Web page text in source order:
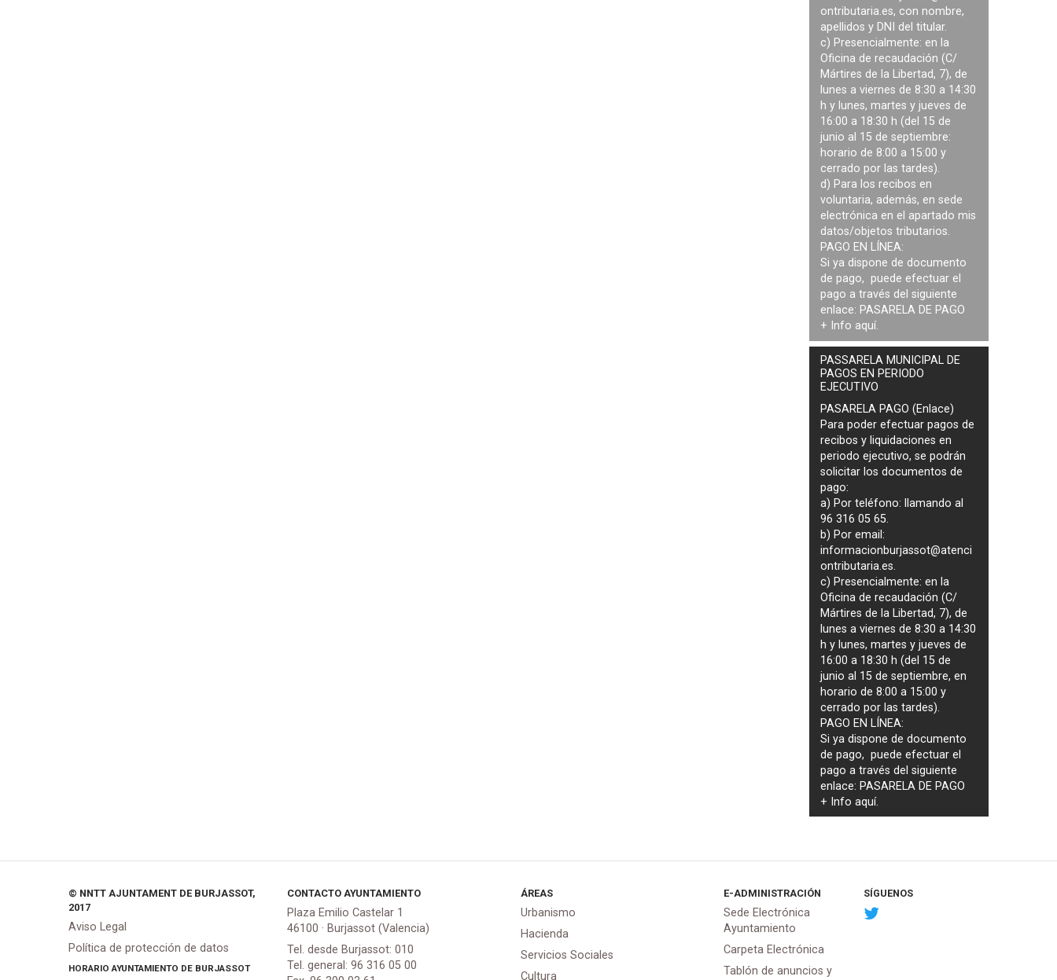
ontributaria.es, con nombre,
apellidos y DNI del titular.
c) Presencialmente: en la
Oficina de recaudación (C/
Mártires de la Libertad, 7), de
lunes a viernes de 8:30 a 14:30
h y lunes, martes y jueves de
16:00 a 18:30 h (del 15 de
junio al 15 de septiembre:
horario de 8:00 a 15:00 y
cerrado por las tardes).
d) Para los recibos en
voluntaria, además, en sede
electrónica en el apartado mis
datos/objetos tributarios.
PAGO EN LÍNEA:
Si ya dispone de documento
de pago, puede efectuar el
pago a través del siguiente
enlace: PASARELA DE PAGO
+ Info aquí.
PASSARELA MUNICIPAL DE
PAGOS EN PERIODO
EJECUTIVO
PASARELA PAGO (Enlace)
Para poder efectuar pagos de
recibos y liquidaciones en
periodo ejecutivo, se podrán
solicitar los documentos de
pago:
a) Por teléfono: llamando al
96 316 05 65.
b) Por email:
informacionburjassot@atenci
ontributaria.es.
c) Presencialmente: en la
Oficina de recaudación (C/
Mártires de la Libertad, 7), de
lunes a viernes de 8:30 a 14:30
h y lunes, martes y jueves de
16:00 a 18:30 h (del 15 de
junio al 15 de septiembre, en
horario de 8:00 a 15:00 y
cerrado por las tardes).
PAGO EN LÍNEA:
Si ya dispone de documento
de pago, puede efectuar el
pago a través del siguiente
enlace: PASARELA DE PAGO
+ Infoaquí.
© NNTT AJUNTAMENT DE BURJASSOT,
2017
Aviso Legal
Política de protección de datos
HORARIO AYUNTAMIENTO DE BURJASSOT
CONTACTO AYUNTAMIENTO
Plaza Emilio Castelar 1
46100 · Burjassot (Valencia)
Tel. desde Burjassot: 010
Tel. general: 96 316 05 00
ÁREAS
Urbanismo
Hacienda
Servicios Sociales
Cultura
E-ADMINISTRACIÓN
Sede Electrónica
Ayuntamiento
Carpeta Electrónica
Tablón de anuncios y
SÍGUENOS